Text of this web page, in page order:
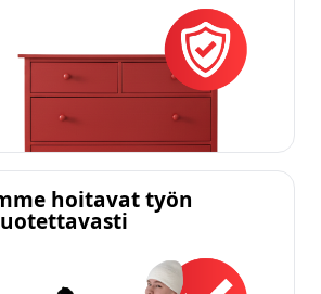
hoitavat työn